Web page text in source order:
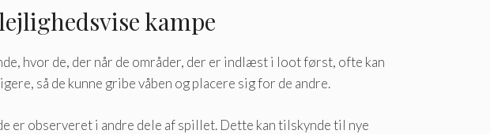
kampe
hvor de, der når de områder, der er indlæst i loot først, ofte kan
så de kunne gribe våben og placere sig for de andre.
er observeret i andre dele af spillet. Dette kan tilskynde til nye